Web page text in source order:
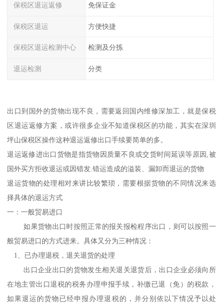
保税区退运返修 免保证金
保税区退运 方便快捷
保税区退运检测中心 检测及分拣
退运检测 分类
出口到国外的货物出现不良，需要返回国内维修深加工，就是保税
区退运返修方案，或许很多企业不知道保税区的功能，其实在深圳
坪山保税区操作这种退运返修出口手续要简单的多。
退运返修进出口货物是指货物因质量不良或交货时间延误等原因,被
国外买方拒收退运或因错发.错运造成的溢装、漏卸而退运的货物
退运货物的处理相对来讲比较繁琐，需要根据货物的不同情况来选
择具体的退运方式
一：一般贸易进口
如果货物出口时按照正常的报关报检程序出口，则可以按照一
般贸易进口的方式进来。具体又分为三种情况：
1、已办理退税，退关退货的处理
出口企业出口的货物发生相关退关退货后，出口企业必须向所
在地主管出口退税的税务办理申报手续，补缴已退（免）的税款，
如果退运的货物已经申报办理退税的，并分别依以下情况予以处